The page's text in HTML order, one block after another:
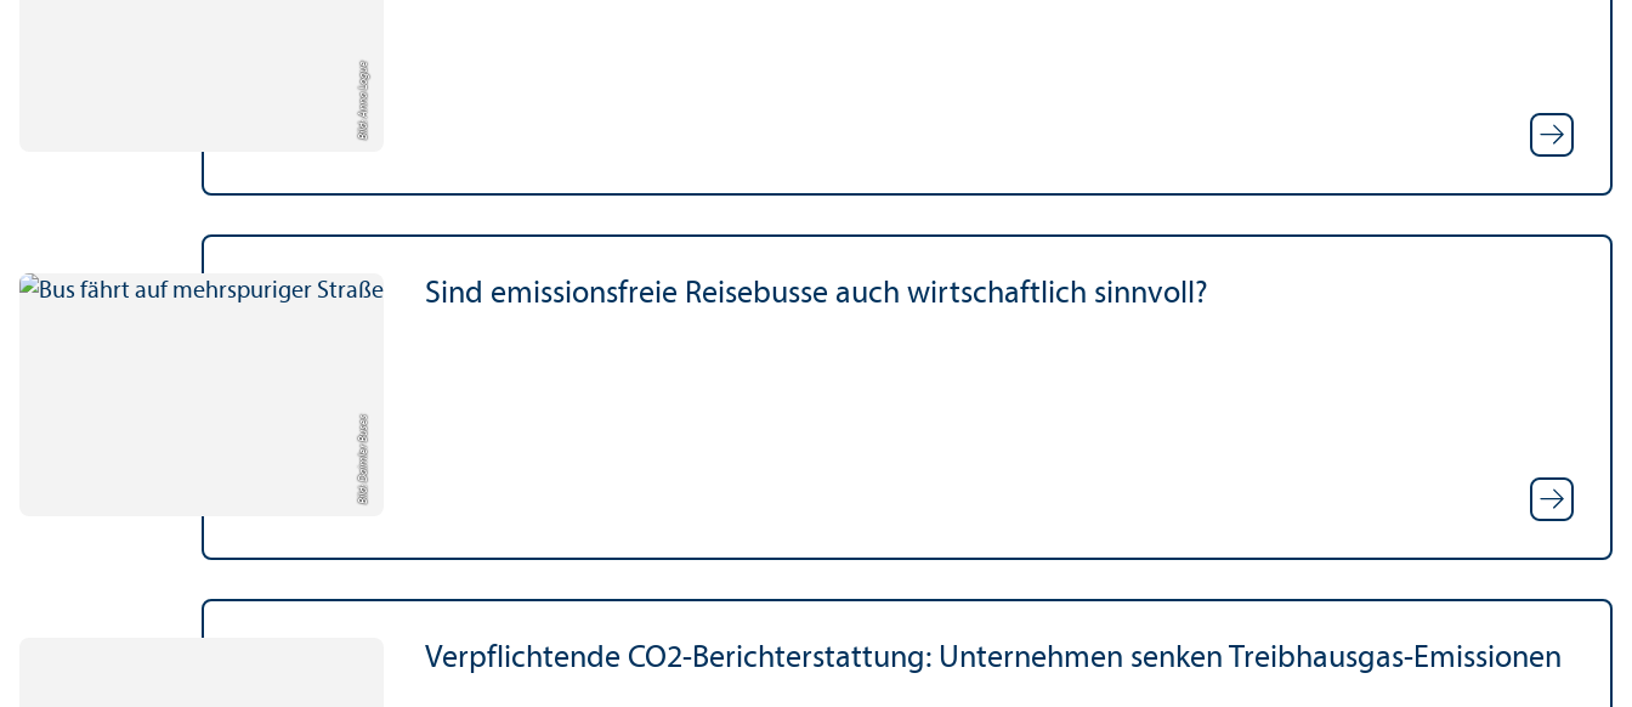
Bild: Anna Logue
Bild: Daimler Buses
Sind emissionsfreie Reisebusse auch wirtschaft­lich sinnvoll?
Verpflichtende CO2-Bericht­erstattung: Unter­nehmen senken Treibhausgas-Emissionen